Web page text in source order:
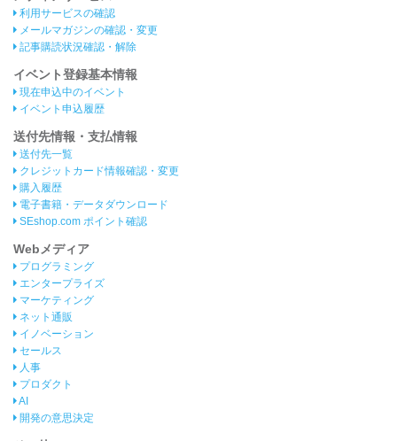
利用サービスの確認
メールマガジンの確認・変更
記事購読状況確認・解除
イベント登録基本情報
現在申込中のイベント
イベント申込履歴
送付先情報・支払情報
送付先一覧
クレジットカード情報確認・変更
購入履歴
電子書籍・データダウンロード
SEshop.com ポイント確認
Webメディア
プログラミング
エンタープライズ
マーケティング
ネット通販
イノベーション
セールス
人事
プロダクト
AI
開発の意思決定